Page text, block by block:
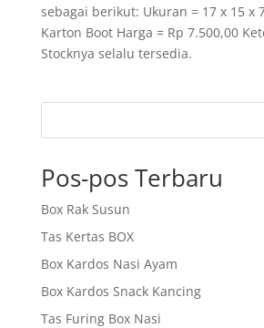
sebagai berikut: Ukuran = 17 x 15 x
Karton Boot Harga = Rp 7.500,00
Stocknya selalu tersedia.
Pos-pos Terbaru
Box Rak Susun
Tas Kertas BOX
Box Kardos Nasi Ayam
Box Kardos Snack Kancing
Tas Furing Box Nasi